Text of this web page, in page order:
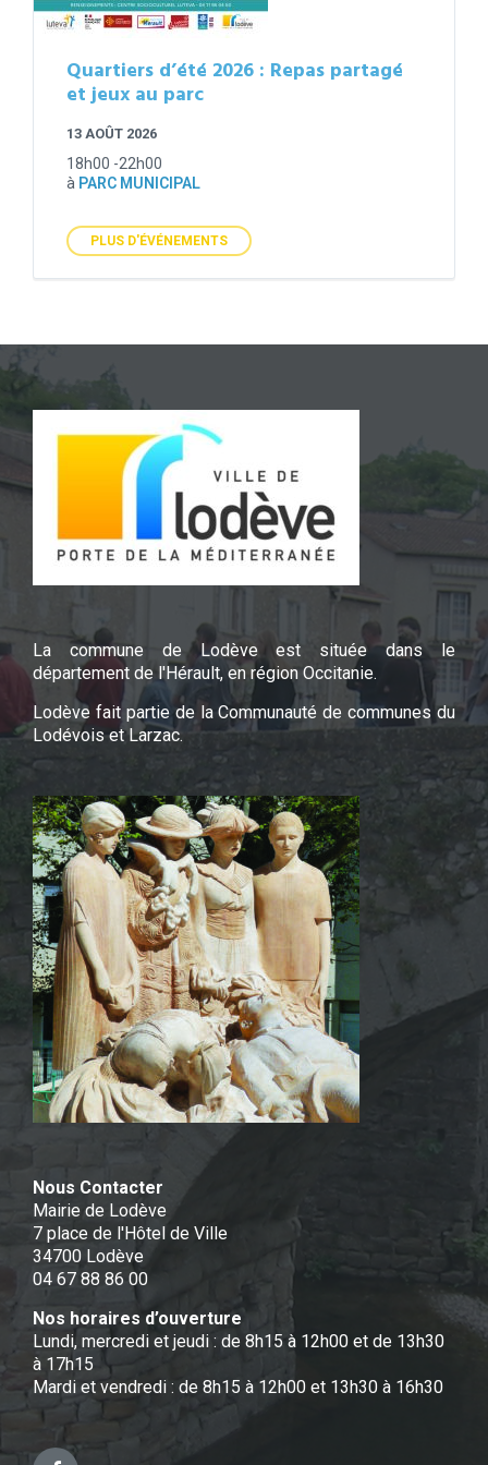
Quartiers d’été 2026 : Repas partagé
et jeux au parc
13 AOÛT 2026
18h00 -22h00
à PARC MUNICIPAL
PLUS D'ÉVÉNEMENTS
La commune de Lodève est située dans le
département de l'Hérault, en région Occitanie.
Lodève fait partie de la Communauté de communes du
Lodévois et Larzac.
Nous Contacter
Mairie de Lodève
7 place de l'Hôtel de Ville
34700 Lodève
04 67 88 86 00
Nos horaires d’ouverture
Lundi, mercredi et jeudi : de 8h15 à 12h00 et de 13h30
à 17h15
Mardi et vendredi : de 8h15 à 12h00 et 13h30 à 16h30